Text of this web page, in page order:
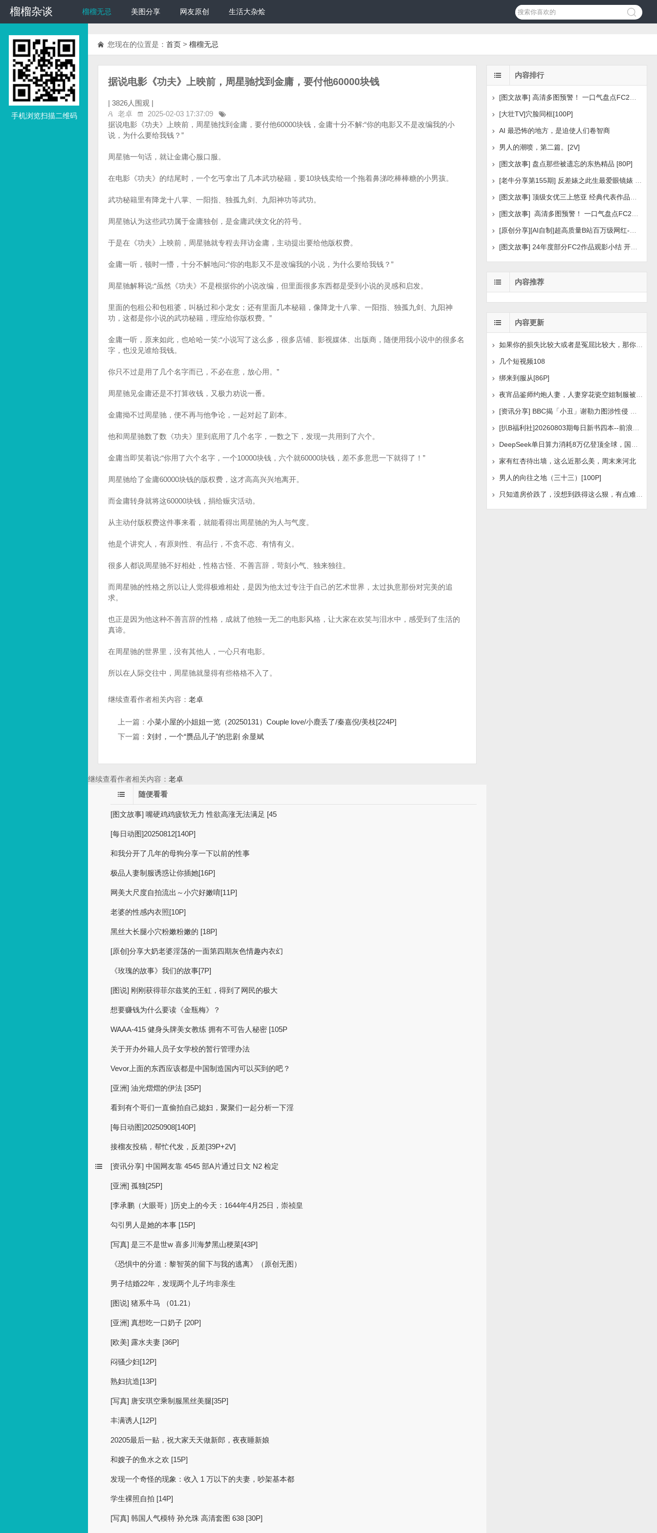
榴榴杂谈
榴榴杂谈 榴榴无忌 美图分享 网友原创 生活大杂烩
手机浏览扫描二维码
您现在的位置是： 首页 > 榴榴无忌
据说电影《功夫》上映前，周星驰找到金庸，要付他60000块钱
| 3826人围观 |
老卓
2025-02-03 17:37:09
据说电影《功夫》上映前，周星驰找到金庸，要付他60000块钱，金庸十分不解:“你的电影又不是改编我的小
说，为什么要给我钱？”
周星驰一句话，就让金庸心服口服。
在电影《功夫》的结尾时，一个乞丐拿出了几本武功秘籍，要10块钱卖给一个拖着鼻涕吃棒棒糖的小男孩。
武功秘籍里有降龙十八掌、一阳指、独孤九剑、九阳神功等武功。
周星驰认为这些武功属于金庸独创，是金庸武侠文化的符号。
于是在《功夫》上映前，周星驰就专程去拜访金庸，主动提出要给他版权费。
金庸一听，顿时一懵，十分不解地问:“你的电影又不是改编我的小说，为什么要给我钱？”
周星驰解释说:“虽然《功夫》不是根据你的小说改编，但里面很多东西都是受到小说的灵感和启发。
里面的包租公和包租婆，叫杨过和小龙女；还有里面几本秘籍，像降龙十八掌、一阳指、独孤九剑、九阳神
功，这都是你小说的武功秘籍，理应给你版权费。”
金庸一听，原来如此，也哈哈一笑:“小说写了这么多，很多店铺、影视媒体、出版商，随便用我小说中的很多名
字，也没见谁给我钱。
你只不过是用了几个名字而已，不必在意，放心用。”
周星驰见金庸还是不打算收钱，又极力劝说一番。
金庸拗不过周星驰，便不再与他争论，一起对起了剧本。
他和周星驰数了数《功夫》里到底用了几个名字，一数之下，发现一共用到了六个。
金庸当即笑着说:“你用了六个名字，一个10000块钱，六个就60000块钱，差不多意思一下就得了！”
周星驰给了金庸60000块钱的版权费，这才高高兴兴地离开。
而金庸转身就将这60000块钱，捐给赈灾活动。
从主动付版权费这件事来看，就能看得出周星驰的为人与气度。
他是个讲究人，有原则性、有品行，不贪不恋、有情有义。
很多人都说周星驰不好相处，性格古怪、不善言辞，苛刻小气、独来独往。
而周星驰的性格之所以让人觉得极难相处，是因为他太过专注于自己的艺术世界，太过执意那份对完美的追
求。
也正是因为他这种不善言辞的性格，成就了他独一无二的电影风格，让大家在欢笑与泪水中，感受到了生活的
真谛。
在周星驰的世界里，没有其他人，一心只有电影。
所以在人际交往中，周星驰就显得有些格格不入了。
继续查看作者相关内容： 老卓
上一篇： 小菜小屋的小姐姐一览（20250131）Couple love/小鹿丢了/秦嘉倪/美枝[224P]
下一篇： 刘封，一个“赝品儿子”的悲剧 余显斌
继续查看作者相关内容： 老卓
随便看看
[图文故事] 嘴硬鸡鸡疲软无力 性欲高涨无法满足 [45
[每日动图]20250812[140P]
和我分开了几年的母狗分享一下以前的性事
极品人妻制服诱惑让你插她[16P]
网美大尺度自拍流出～小穴好嫩唷[11P]
老婆的性感内衣照[10P]
黑丝大长腿小穴粉嫩粉嫩的 [18P]
[原创]分享大奶老婆淫荡的一面第四期灰色情趣内衣幻
《玫瑰的故事》我们的故事[7P]
[图说] 刚刚获得菲尔兹奖的王虹，得到了网民的极大
想要赚钱为什么要读《金瓶梅》？
WAAA-415 健身头牌美女教练 拥有不可告人秘密 [105P
关于开办外籍人员子女学校的暂行管理办法
Vevor上面的东西应该都是中国制造国内可以买到的吧？
[亚洲] 油光熠熠的伊法 [35P]
看到有个哥们一直偷拍自己媳妇，聚聚们一起分析一下淫
[每日动图]20250908[140P]
接榴友投稿，帮忙代发，反差[39P+2V]
[资讯分享] 中国网友靠 4545 部A片通过日文 N2 检定
[亚洲] 孤独[25P]
[李承鹏（大眼哥）]历史上的今天：1644年4月25日‌，崇祯皇
勾引男人是她的本事 [15P]
[写真] 是三不是世w 喜多川海梦黑山梗菜[43P]
《恐惧中的分道：黎智英的留下与我的逃离》（原创无图）
男子结婚22年，发现两个儿子均非亲生
[图说] 猪系牛马 （01.21）
[亚洲] 真想吃一口奶子 [20P]
[欧美] 露水夫妻 [36P]
闷骚少妇[12P]
熟妇抗造[13P]
[写真] 唐安琪空乘制服黑丝美腿[35P]
丰满诱人[12P]
20205最后一贴，祝大家天天做新郎，夜夜睡新娘
和嫂子的鱼水之欢 [15P]
发现一个奇怪的现象：收入 1 万以下的夫妻，吵架基本都
学生裸照自拍 [14P]
[写真] 韩国人气模特 孙允珠 高清套图 638 [30P]
内容排行
[大壮TV]穴脸同框[100P]
AI 最恐怖的地方，是迫使人们卷智商
男人的潮喷，第二篇。[2V]
[图文故事] 盘点那些被遗忘的东热精品 [80P]
[图文故事] 24年度部分FC2作品观影小结 开年王炸后续
内容推荐
内容更新
如果你的损失比较大或者是冤屈比较大，那你想挽回损失或
几个短视频108
绑来到服从[86P]
家有红杏待出墙，这么近那么美，周末来河北
男人的向往之地（三十三）[100P]
只知道房价跌了，没想到跌得这么狠，有点难受啊！